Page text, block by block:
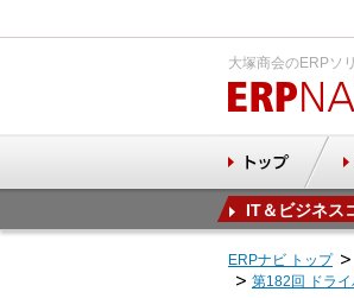
大塚商会のERPソ
IT＆ビジネス
ERPナビ トップ
第182回 ドラ